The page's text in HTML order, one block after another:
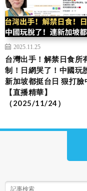
2025.11.25
台灣出手！解禁日食所
制！日網哭了！中國玩
新加坡都挺台日 狠打臉
【直播精華】
（2025/11/24）